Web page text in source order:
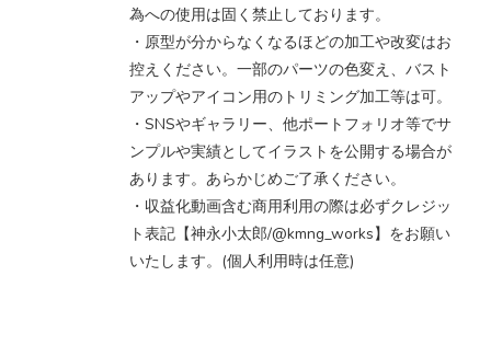
為への使用は固く禁止しております。
・原型が分からなくなるほどの加工や改変はお
控えください。一部のパーツの色変え、バスト
アップやアイコン用のトリミング加工等は可。
・SNSやギャラリー、他ポートフォリオ等でサ
ンプルや実績としてイラストを公開する場合が
あります。あらかじめご了承ください。
・収益化動画含む商用利用の際は必ずクレジッ
ト表記【神永小太郎/@kmng_works】をお願い
いたします。(個人利用時は任意)